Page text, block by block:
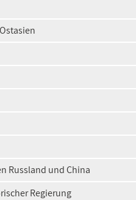
Russland und China
Regierung